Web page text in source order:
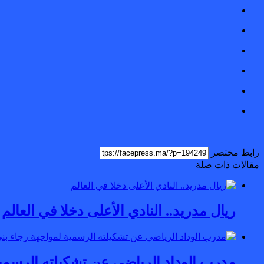
رابط مختصر
مقالات ذات صلة
ريال مدريد.. النادي الأعلى دخلا في العالم